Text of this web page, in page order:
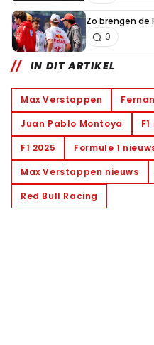
Zo brengen de
0
IN DIT ARTIKEL
Max Verstappen
Juan Pablo Montoya
F1 2025
Formule 1
Max Verstappen nieuws
Red Bull Racing